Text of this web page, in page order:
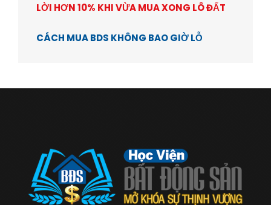
LỜI HƠN 10% KHI VỪA MUA XONG LÔ ĐẤT
CÁCH MUA BDS KHÔNG BAO GIỜ LỖ